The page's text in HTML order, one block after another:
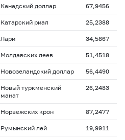
Канадский доллар 67,9456
Катарский риал 25,2388
Лари 34,5867
Молдавских леев 51,4518
Новозеландский доллар 56,4490
Новый туркменский
манат
26,2483
Норвежских крон 87,2477
Румынский лей 19,9911